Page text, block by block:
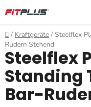
Inhalt
springen
Startseite
/ Kraftgeräte / Steelflex
Rudern Stehend
Steelflex
Standing
Bar-